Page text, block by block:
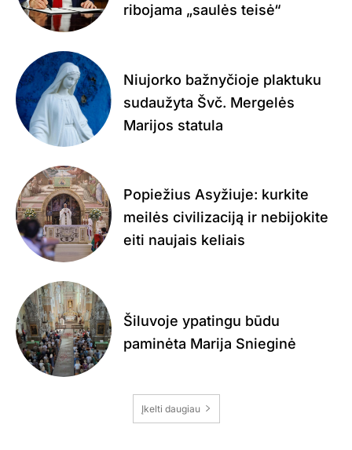
ribojama „saulės teisė“
Niujorko bažnyčioje plaktuku
sudaužyta Švč. Mergelės
Marijos statula
Popiežius Asyžiuje: kurkite
meilės civilizaciją ir nebijokite
eiti naujais keliais
Šiluvoje ypatingu būdu
paminėta Marija Snieginė
Įkelti daugiau